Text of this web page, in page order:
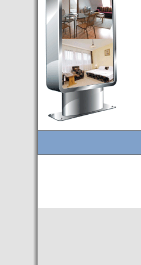
Budapest’.
- Hoteles en BUDAPEST:
Resultados octubre de 2016,
subida del 15% ocupación y
del 25,6% en el RevPar
- Nuevo Hotel en Budapest
bajo la marca Exe Hotusa
BUDAPEST